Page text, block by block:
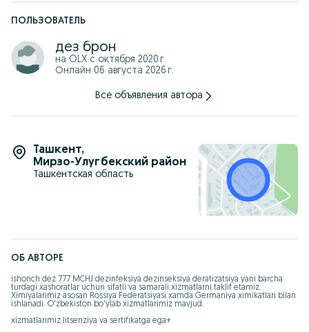
хавфсизлиги учун жиддий таҳдид ҳисобланади!
1 гурух ногиронлари учун чегирма мавжуд !
Илон
Чайон
Чивин
Sichqon
Каламуш
ва бошка хашоратларга карши дезинфекция хизмати мавжуд
Муха
Блоха
Чвин
Мышь
Крыса
Кана
ПОЛЬЗОВАТЕЛЬ
дез брон
на OLX с октября 2020 г.
Онлайн 06 августа 2026 г.
Все объявления автора
Ташкент,
Мирзо-Улугбекский район
Ташкентская область
ОБ АВТОРЕ
ishonch dez 777 MCHJ dezinfeksiya dezinseksiya deratizatsiya yani barcha
turdagi xashoratlar uchun sifatli va samarali xizmatlarni taklif etamiz.
Ximiyalarimiz asosan Rossiya Federatsiyasi xamda Germaniya ximikatlari bilan
ishlanadi. O'zbekiston bo'ylab xizmatlarimiz mavjud.
xizmatlarimiz litsenziya va sertifikatga ega+